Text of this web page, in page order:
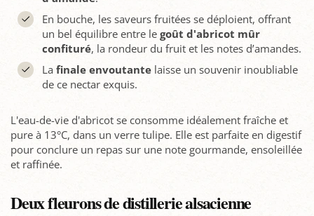
En bouche, les saveurs fruitées se déploient, offrant
un bel équilibre entre le goût d'abricot mûr
confituré, la rondeur du fruit et les notes d’amandes.
La finale envoutantelaisse un souvenir inoubliable
de ce nectar exquis.
L'eau-de-vie d'abricot se consomme idéalement fraîche et
pure à 13°C, dans un verre tulipe. Elle est parfaite en digestif
pour conclure un repas sur une note gourmande, ensoleillée
et raffinée.
Deux fleurons de distillerie alsacienne